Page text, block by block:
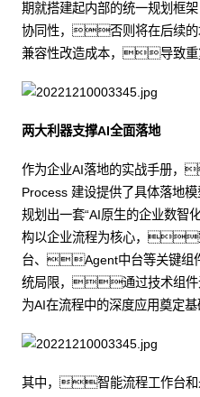
期就搭建起内部的统一规划框
协同性，否则将在后续的
兼容性改造成本，导致
两大利器支撑AI全面落地
作为企业AI落地的实战手册
Process 建设提供了具体落地
规划出一套“AI原生的企业数
构以企业流程为核心，
台、Agent中台等关键组
统局限，通过技术组件
为AI在流程中的深度应用奠
其中，智能流程工作台和